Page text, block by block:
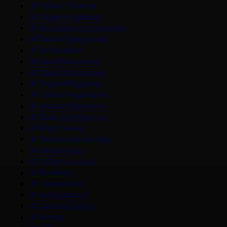
# Юрий Стоянов
#Лариса Гузеева
# История его служанки
# Павел Прилучный
#Актер кино
# Иван Янковский
# Юлия Пересильд
# Сергей Бурунов
# Сарик Андреасян
# Михаил Ефремов
# Иван Охлобыстин
# Влад Ценев
#Любовь Аксенова
# Милана Бру
#Зубастая няня
# Колобок
# Смешарики
# Чебурашка 3
# Матвей Лыков
#Холод